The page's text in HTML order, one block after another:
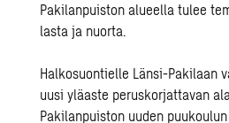
Pakilanpuiston alueella tulee
lasta ja nuorta.
Halkosuontielle Länsi-Pakilaan
uusi yläaste peruskorjattavan
Pakilanpuiston uuden